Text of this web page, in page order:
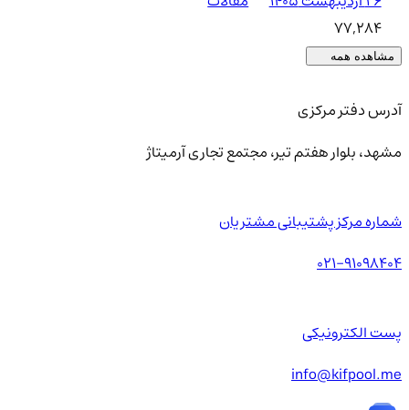
77,284
مشاهده همه
آدرس دفتر مرکزی
مشهد، بلوار هفتم تیر، مجتمع تجاری آرمیتاژ
شماره مرکز پشتیبانی مشتریان
021-91098404
پست الکترونیکی
info@kifpool.me